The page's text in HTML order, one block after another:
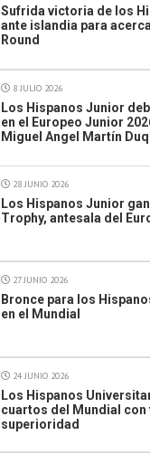
Sufrida victoria de los
ante islandia para
Round
8 JULIO 2026
Los Hispanos Junior
en el Europeo Junior
Miguel Angel Martín
28 JUNIO 2026
Los Hispanos Junior
Trophy, antesala del
27 JUNIO 2026
Bronce para los
en el Mundial
24 JUNIO 2026
Los Hispanos
cuartos del Mundial con
superioridad